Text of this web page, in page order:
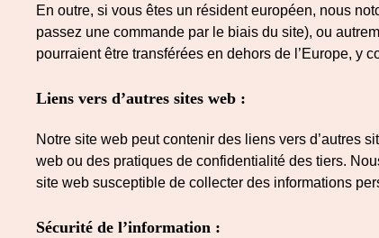
En outre, si vous êtes un résident européen, nous
passez une commande par le biais du site), ou
pourraient être transférées en dehors de l’Europe, y
Liens vers d’autres sites web :
Notre site web peut contenir des liens vers d’autres
web ou des pratiques de confidentialité des tiers.
site web susceptible de collecter des informations
Sécurité de l’information :